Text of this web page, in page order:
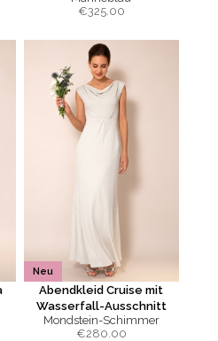
€325.00
Neu
Abendkleid Cruise mit
Wasserfall-Ausschnitt
Mondstein-Schimmer
€280.00